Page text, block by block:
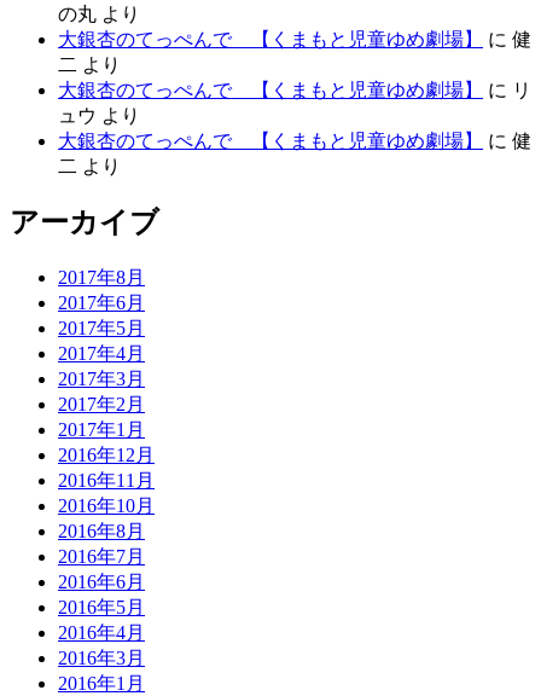
の丸 より
大銀杏のてっぺんで 【くまもと児童ゆめ劇場】
に 健
二 より
大銀杏のてっぺんで 【くまもと児童ゆめ劇場】
に リ
ュウ より
大銀杏のてっぺんで 【くまもと児童ゆめ劇場】
に 健
二 より
アーカイブ
2017年8月
2017年6月
2017年5月
2017年4月
2017年3月
2017年2月
2017年1月
2016年12月
2016年11月
2016年10月
2016年8月
2016年7月
2016年6月
2016年5月
2016年4月
2016年3月
2016年1月